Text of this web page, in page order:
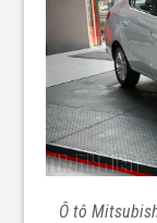
Ô tô